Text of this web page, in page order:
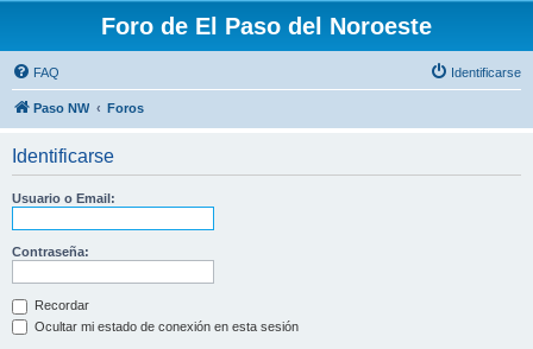
Foro de El Paso del Noroeste
FAQ Identificarse
Paso NW Foros
Identificarse
Usuario o Email:
Contraseña:
Recordar
Ocultar mi estado de conexión en esta sesión